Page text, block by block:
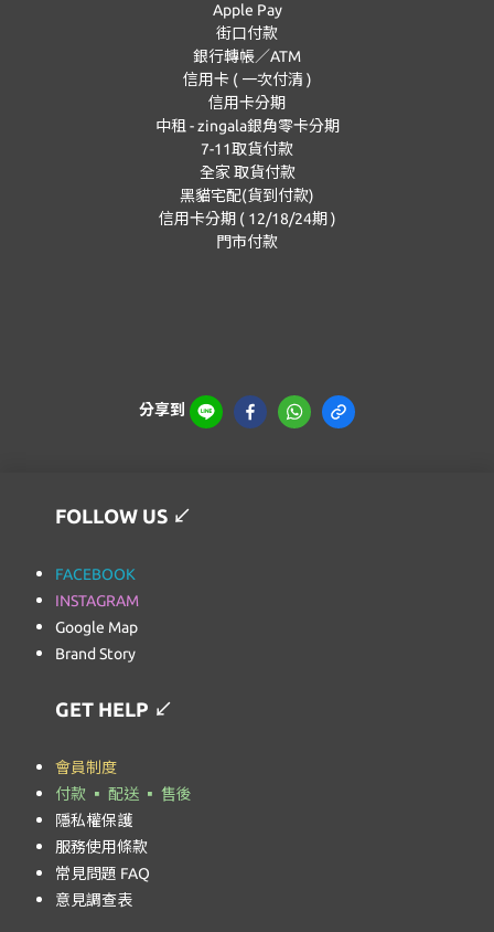
Apple Pay
街口付款
銀行轉帳／ATM
信用卡 ( 一次付清 )
信用卡分期
中租 - zingala銀角零卡分期
7-11取貨付款
全家 取貨付款
黑貓宅配(貨到付款)
信用卡分期 ( 12/18/24期 )
門市付款
分享到
FOLLOW US ↙
FACEBOOK
INSTAGRAM
Google Map
Brand Story
GET HELP ↙
會員制度
付款 ▪ 配送 ▪ 售後
隱私權保護
服務使用條款
常見問題 FAQ
意見調查表